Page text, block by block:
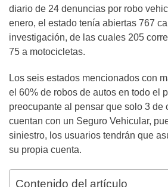
diario de 24 denuncias por robo
enero, el estado tenía abiertas 767
investigación, de las cuales 205
75 a motocicletas.
Los seis estados mencionados con
el 60% de robos de autos en todo el
preocupante al pensar que solo 3 de
cuentan con un Seguro Vehicular,
siniestro, los usuarios tendrán que
su propia cuenta.
Contenido del artículo